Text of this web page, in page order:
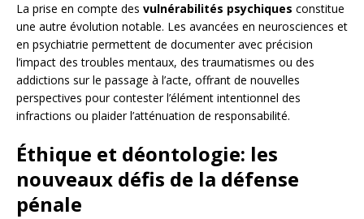
La prise en compte des vulnérabilités psychiques constitue
une autre évolution notable. Les avancées en neurosciences et
en psychiatrie permettent de documenter avec précision
l’impact des troubles mentaux, des traumatismes ou des
addictions sur le passage à l’acte, offrant de nouvelles
perspectives pour contester l’élément intentionnel des
infractions ou plaider l’atténuation de responsabilité.
Éthique et déontologie: les
nouveaux défis de la défense
pénale